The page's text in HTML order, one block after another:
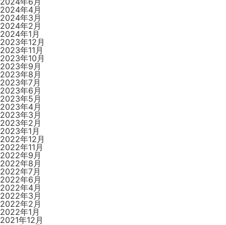
2024年4月
2024年3月
2024年2月
2024年1月
2023年12月
2023年11月
2023年10月
2023年9月
2023年8月
2023年7月
2023年6月
2023年5月
2023年4月
2023年3月
2023年2月
2023年1月
2022年12月
2022年11月
2022年9月
2022年8月
2022年7月
2022年6月
2022年4月
2022年3月
2022年2月
2022年1月
2021年12月